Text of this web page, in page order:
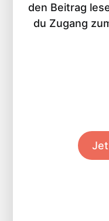
den Beitrag
du Zugang